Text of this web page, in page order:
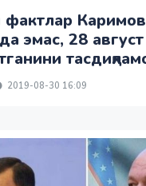
фактлар
эмас, 28
2019-08-30 16:09